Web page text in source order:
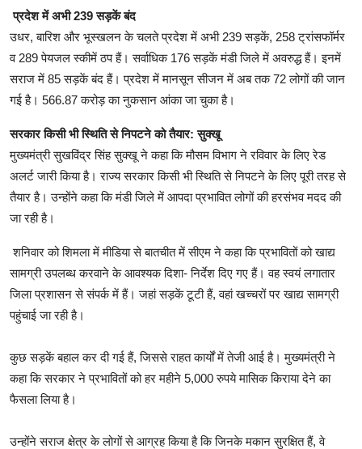
प्रदेश में अभी 239 सड़कें बंद
उधर, बारिश और भूस्खलन के चलते प्रदेश में अभी 239 सड़कें, 258 ट्रांसफॉर्मर
व 289 पेयजल स्कीमें ठप हैं। सर्वाधिक 176 सड़कें मंडी जिले में अवरुद्ध हैं। इनमें
सराज में 85 सड़कें बंद हैं। प्रदेश में मानसून सीजन में अब तक 72 लोगों की जान
गई है। 566.87 करोड़ का नुकसान आंका जा चुका है।
सरकार किसी भी स्थिति से निपटने को तैयार: सुक्खू
मुख्यमंत्री सुखविंद्र सिंह सुक्खू ने कहा कि मौसम विभाग ने रविवार के लिए रेड
अलर्ट जारी किया है। राज्य सरकार किसी भी स्थिति से निपटने के लिए पूरी तरह से
तैयार है। उन्होंने कहा कि मंडी जिले में आपदा प्रभावित लोगों की हरसंभव मदद की
जा रही है।
शनिवार को शिमला में मीडिया से बातचीत में सीएम ने कहा कि प्रभावितों को खाद्य
सामग्री उपलब्ध करवाने के आवश्यक दिशा- निर्देश दिए गए हैं। वह स्वयं लगातार
जिला प्रशासन से संपर्क में हैं। जहां सड़कें टूटी हैं, वहां खच्चरों पर खाद्य सामग्री
पहुंचाई जा रही है।
कुछ सड़कें बहाल कर दी गई हैं, जिससे राहत कार्यों में तेजी आई है। मुख्यमंत्री ने
कहा कि सरकार ने प्रभावितों को हर महीने 5,000 रुपये मासिक किराया देने का
फैसला लिया है।
उन्होंने सराज क्षेत्र के लोगों से आग्रह किया है कि जिनके मकान सुरक्षित हैं, वे